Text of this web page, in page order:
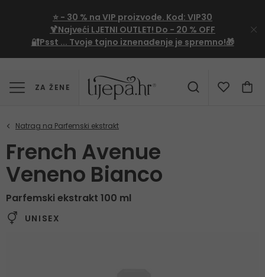
⭐ - 30 % na VIP proizvode. Kod: VIP30
🍹Najveći LJETNI OUTLET! Do - 20 % OFF
🔐Psst ... Tvoje tajno iznenađenje je spremno!🎁
ZA ŽENE
French Avenue
Veneno Bianco
Parfemski ekstrakt 100 ml
UNISEX